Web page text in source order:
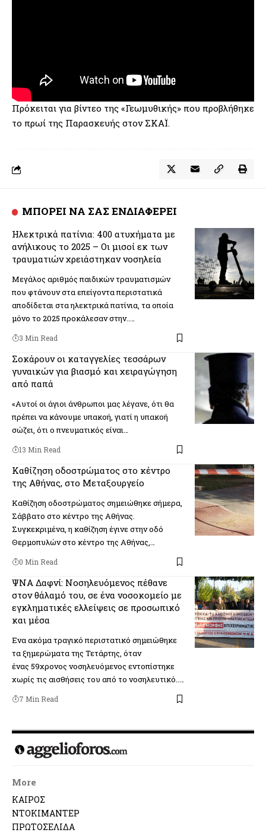
Πρόκειται για βίντεο της «Γεωμυθικής» που προβλήθηκε
το πρωί της Παρασκευής στον ΣΚΑΪ.
ΜΠΟΡΕΙ ΝΑ ΣΑΣ ΕΝΔΙΑΦΕΡΕΙ
Ηλεκτρικά πατίνια: 400 ατυχήματα με
ανήλικους το 2025 – Οι μισοί εκ των
τραυματιών χρειάστηκαν νοσηλεία
Μεγάλος αριθμός παιδικών τραυματισμών
που φτάνουν στα επείγοντα περιστατικά
αποδίδεται στα ηλεκτρικά πατίνια, τα οποία
μόνο το 2025 προκάλεσαν στην..…
3 Min Read
Σοκάρουν οι καταγγελίες τεσσάρων
γυναικών για βιασμό και χειραγώγηση
από παπά
«Αυτοί οι άγιοι άνθρωποι μας λέγανε, ότι θα
πρέπει να κάνουμε υπακοή, γιατί η υπακοή
σώζει, ότι ο πνευματικός είναι…
13 Min Read
Καθίζηση οδοστρώματος στο κέντρο
της Αθήνας, στο Μεταξουργείο
Καθίζηση οδοστρώματος σημειώθηκε σήμερα,
Σάββατο στο κέντρο της Αθήνας.
Συγκεκριμένα, η καθίζηση έγινε στην οδό
Θερμοπυλών στο κέντρο της Αθήνας,…
0 Min Read
ΨΝΑ Δαφνί: Νοσηλευόμενος πέθανε
στον θάλαμό του, σε ένα νοσοκομείο με
εγκληματικές ελλείψεις σε προσωπικό
και μέσα
Ενα ακόμα τραγικό περιστατικό σημειώθηκε
τα ξημερώματα της Τετάρτης, όταν
ένας 59χρονος νοσηλευόμενος εντοπίστηκε
χωρίς τις αισθήσεις του από το νοσηλευτικό..…
7 Min Read
More
ΚΑΙΡΟΣ
ΝΤΟΚΙΜΑΝΤΕΡ
ΠΡΩΤΟΣΕΛΙΔΑ